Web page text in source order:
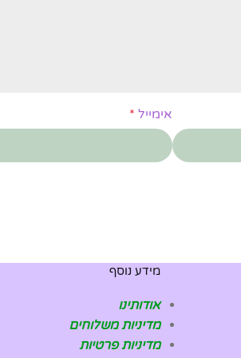
אימייל *
מידע נוסף
אודותינו
מדיניות משלוחים
מדיניות פרטיות